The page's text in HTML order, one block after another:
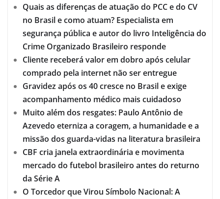
Quais as diferenças de atuação do PCC e do CV
no Brasil e como atuam? Especialista em
segurança pública e autor do livro Inteligência do
Crime Organizado Brasileiro responde
Cliente receberá valor em dobro após celular
comprado pela internet não ser entregue
Gravidez após os 40 cresce no Brasil e exige
acompanhamento médico mais cuidadoso
Muito além dos resgates: Paulo Antônio de
Azevedo eterniza a coragem, a humanidade e a
missão dos guarda-vidas na literatura brasileira
CBF cria janela extraordinária e movimenta
mercado do futebol brasileiro antes do returno
da Série A
O Torcedor que Virou Símbolo Nacional: A